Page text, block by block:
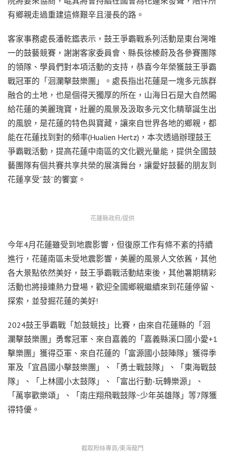
有鄉親走過重建這條艱辛且漫長的路。
客家事務處長潘乾鑑表示，鼓王爭霸戰系列活動是東台灣唯
一的鼓藝競賽，謝謝客家委員會、縣長徐榛蔚及各參賽團隊
的領隊、學員們對本項活動的支持，恭喜今年榮獲鼓王爭霸
戰冠軍的「洄瀾擊鼓樂團」。處長指出花蓮是一塊多元族群
融合的土地，也是個得天獨厚的所在，山海日石是大自然賜
給花蓮的美麗瑰寶，壯麗的風景及汲取多元文化精華誕生出
的風貌，是花蓮的特色與寶藏，讓來自世界各地的鄉親，都
能在花蓮找到對的頻率(Hualien Hertz)，本次透過辦理鼓王
爭霸戰活動，提高花蓮中南區的文化觀光量能，提供全國鼓
藝團隊有個共賽共享共榮的展演舞台，讓愛好鼓藝的朋友到
花蓮享受“鼓”的饗宴。
花蓮縣政府/提供
今年4月花蓮雖受到地震影響，但復原工作有條不紊的持續
進行，花蓮南區未受地震影響，美麗的風景人文依舊，其他
各大景點依然美好，鼓王爭霸戰活動結束後，其他暑期精彩
活動也將接連熱力登場，歡迎全國鄉親繼續來到花蓮停留、
探索，並發掘花蓮的美好!
2024鼓王爭霸戰「尬鼓競技」比賽，由來自花蓮縣的「洄
瀾擊鼓樂團」勇奪冠軍、來自嘉義的「嘉義縣溪口國小愛+1
擊樂團」獲得亞軍、來自花蓮的「富源國小鼓陣隊」獲得季
軍及「宜昌國小擊鼓樂團」、「勇士戰鼓隊」、「東海戰鼓
隊」、「上林國小太鼓隊」、「富出行動-玩轉樂源」、
「萬寧歡樂頌」、「南庄翔飛戰鼓隊~少年英雄隊」等7隊獲
得特優。
截取粉絲專頁/東海龍門